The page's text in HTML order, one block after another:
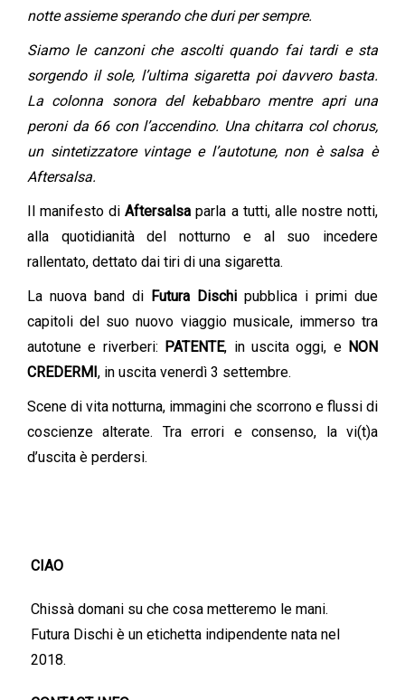
notte assieme sperando che duri per sempre.
Siamo le canzoni che ascolti quando fai tardi e sta
sorgendo il sole, l’ultima sigaretta poi davvero basta.
La colonna sonora del kebabbaro mentre apri una
peroni da 66 con l’accendino. Una chitarra col chorus,
un sintetizzatore vintage e l’autotune, non è salsa è
Aftersalsa.
Il manifesto diAftersalsa parla a tutti, alle nostre notti,
alla quotidianità del notturno e al suo incedere
rallentato, dettato dai tiri di una sigaretta.
La nuova band di Futura Dischi pubblica i primi due
capitoli del suo nuovo viaggio musicale, immerso tra
autotune e riverberi: PATENTE, in uscita oggi, e NON
CREDERMI, in uscita venerdì 3 settembre.
Scene di vita notturna, immagini che scorrono e flussi di
coscienze alterate. Tra errori e consenso, la vi(t)a
d’uscita è perdersi.
CIAO
Chissà domani su che cosa metteremo le mani.
Futura Dischi è un etichetta indipendente nata nel
2018.